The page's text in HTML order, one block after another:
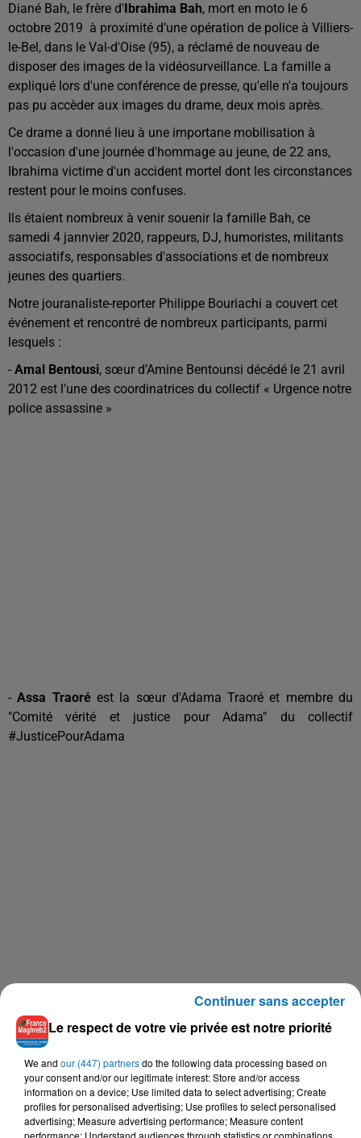
Diané Bah, le frère d'Ibrahima Bah, mort en moto le 6
octobre 2019 à proximité d’une opération de police à Villiers-
le-Bel, dans le Val-d'Oise (95), a réclamé de nouveau de
disposer des images de la vidéosurveillance. La famille a
expliqué lors d'une conférence de presse, qu'elle n'a toujours
pas pu accèder aux images du drame, deux mois après.
Ce drame a donné lieu à une importane mobilisation à
l'occasion d'une journée d'hommage au jeune, de 22 ans,
Ibrahima victime d'un accident mortel dont les circonstances
restent pour le moins confuses.
Ils étaient nombreux à venir souenir la famille Bah, ce
samedi 4 jannvier 2020, rappeurs, DJ, humoristes, militants
associatifs, responsables d'associations et de nombreux
jeunes des quartiers.
Notre jouranaliste-reporter Philippe Bouriachi a couvert cet
événement et rencontré de nombreux participants, parmi
lesquels :
- Amal Bentousi, sœur d’Amine Bentounsi décédé le 21 avril
2012 est l’une des coordinatrices du collectif « Urgence notre
police assassine »
-Assa Traoré est la sœur d'Adama Traoré et membre du
"Comité vérité et justice pour Adama" du collectif
#JusticePourAdama
-Mamadou Camara, le frère de Gaye Camara tué par la
police.
Le respect de votre vie privée est notre priorité
We and our (447) partnersdo the following data processing based on
your consent and/or our legitimate interest: Store and/or access
information on a device; Use limited data to select advertising; Create
profiles for personalised advertising; Use profiles to select personalised
advertising; Measure advertising performance; Measure content
performance; Understand audiences through statistics or combinations
Continuer sans accepter